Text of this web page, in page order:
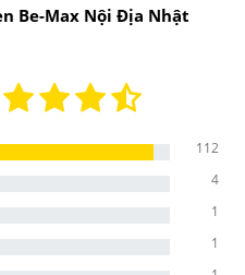
hiệu quả các dấu hiệu lão
làm da trắng mịn, căng
dưỡng làn da từ bên trong,
trắng hồng tinh khiết,
trẻ trung.
Be-Max Nội Địa Nhật
112
4
1
1